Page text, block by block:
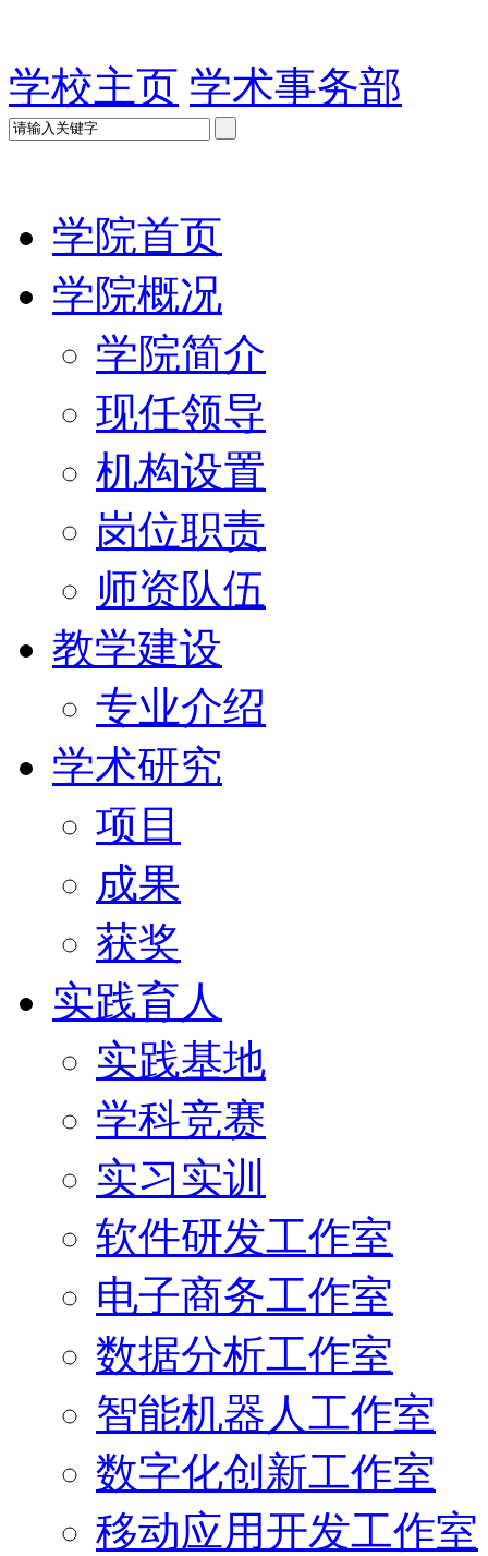
学校主页 学术事务部
学院首页
学院概况
学院简介
现任领导
机构设置
岗位职责
师资队伍
教学建设
专业介绍
学术研究
项目
成果
获奖
实践育人
实践基地
学科竞赛
实习实训
软件研发工作室
电子商务工作室
数据分析工作室
智能机器人工作室
数字化创新工作室
移动应用开发工作室